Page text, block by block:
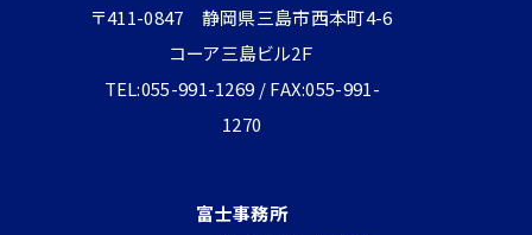
〒411-0847 静岡県三島市西本町4-6
コーア三島ビル2Ｆ
TEL:055-991-1269 / FAX:055-991-
1270
富士事務所